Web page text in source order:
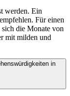
werden. Ein
Für einen
die Monate von
mit milden und
in